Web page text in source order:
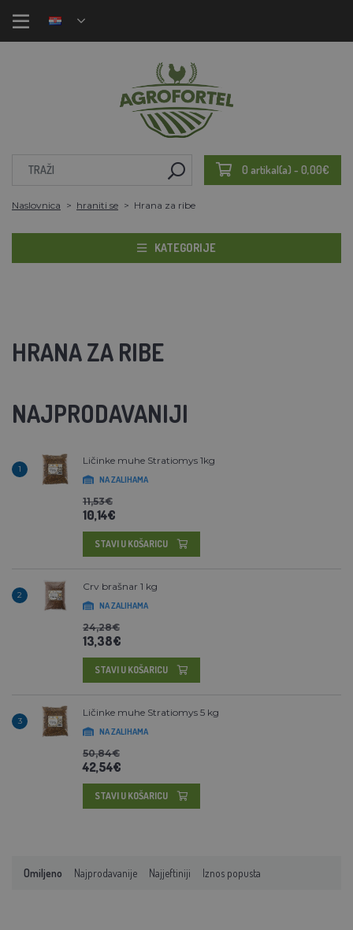
0 artikal(a) - 0,00€
Naslovnica hraniti se Hrana za ribe
KATEGORIJE
HRANA ZA RIBE
NAJPRODAVANIJI
1
Ličinke muhe Stratiomys 1kg
NA ZALIHAMA
11,53€
10,14€
STAVI U KOŠARICU
2
Crv brašnar 1 kg
NA ZALIHAMA
24,28€
13,38€
STAVI U KOŠARICU
3
Ličinke muhe Stratiomys 5 kg
NA ZALIHAMA
50,84€
42,54€
STAVI U KOŠARICU
Omiljeno Najprodavanije Najjeftiniji Iznos popusta